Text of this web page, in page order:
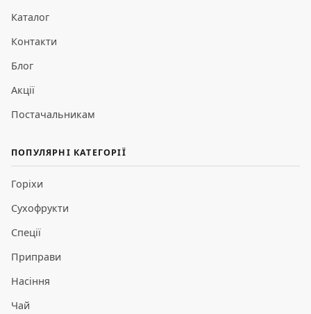
Каталог
Контакти
Блог
Акції
Постачальникам
ПОПУЛЯРНІ КАТЕГОРІЇ
Горіхи
Сухофрукти
Спеції
Приправи
Насіння
Чай